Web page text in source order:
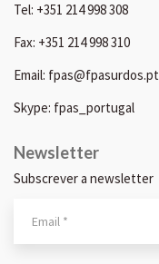
Tel: +351 214 998 308
Fax: +351 214 998 310
Email: fpas@fpasurdos.pt
Skype: fpas_portugal
Newsletter
Subscrever a newsletter